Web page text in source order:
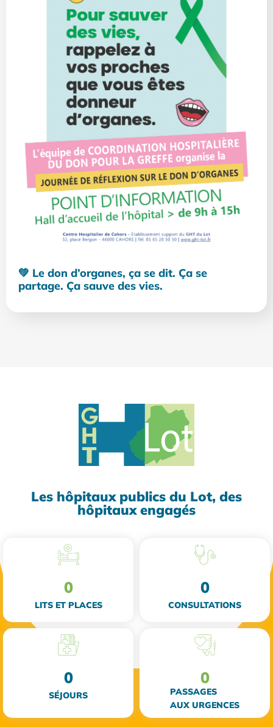
💚 Le don d’organes, ça se dit. Ça se
partage. Ça sauve des vies.
Les hôpitaux publics du Lot, des
hôpitaux engagés
LITS ET PLACES
0
CONSULTATIONS
0
SÉJOURS
0
PASSAGES
AUX URGENCES
0